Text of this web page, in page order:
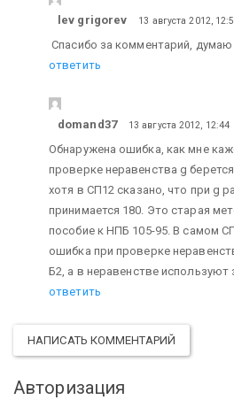
lev grigorev 13 августа 2012,
Спасибо за комментарий, думаю
ответить
domand37 13 августа 2012, 12:44
Обнаружена ошибка, как мне
проверке неравенства g
хотя в СП12 сказано, что при g
принимается 180. Это старая
пособие к НПБ 105-95. В самом
ошибка при проверке
Б2, а в неравенстве используют
ответить
НАПИСАТЬ КОММЕНТАРИЙ
Авторизация